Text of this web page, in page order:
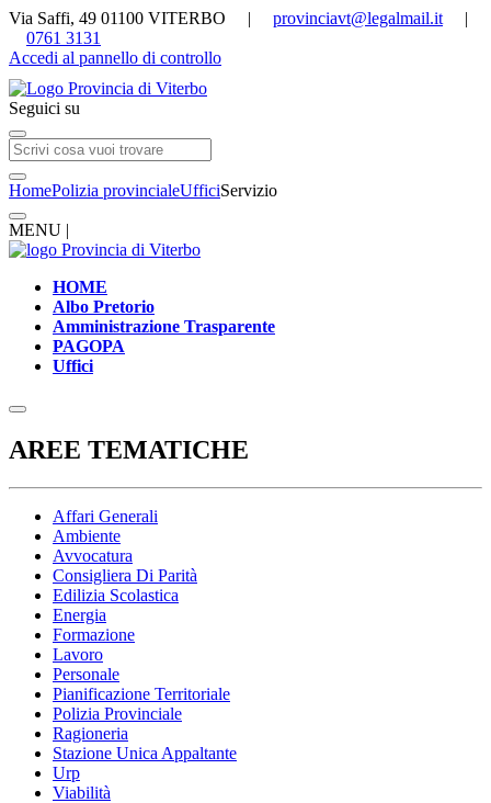
Via Saffi, 49 01100 VITERBO | provinciavt@legalmail.it |
0761 3131
Accedi al pannello di controllo
Seguici su
HomePolizia provincialeUfficiServizio
MENU |
HOME
Albo Pretorio
Amministrazione Trasparente
PAGOPA
Uffici
AREE TEMATICHE
Affari Generali
Ambiente
Avvocatura
Consigliera Di Parità
Edilizia Scolastica
Energia
Formazione
Lavoro
Personale
Pianificazione Territoriale
Polizia Provinciale
Ragioneria
Stazione Unica Appaltante
Urp
Viabilità